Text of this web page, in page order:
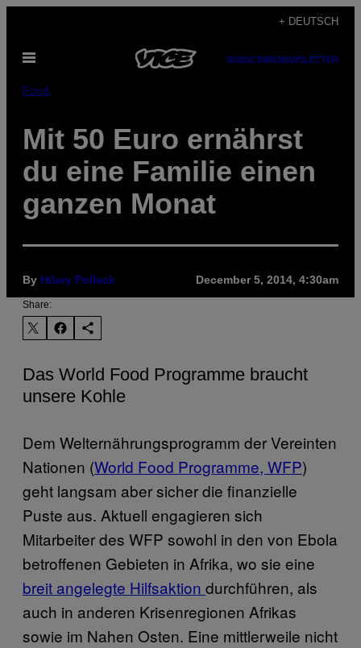
content
+ DEUTSCH
Open
SUBSCRIBENEWSLETTER
Food
Mit 50 Euro ernährst
du eine Familie einen
ganzen Monat
By Hilary Pollack December 5, 2014, 4:30am
Share:
Das World Food Programme braucht
unsere Kohle
Dem Welternährungsprogramm der Vereinten
Nationen (World Food Programme, WFP)
geht langsam aber sicher die finanzielle
Puste aus. Aktuell engagieren sich
Mitarbeiter des WFP sowohl in den von Ebola
betroffenen Gebieten in Afrika, wo sie eine
breit angelegte Hilfsaktion durchführen, als
auch in anderen Krisenregionen Afrikas
sowie im Nahen Osten. Eine mittlerweile nicht